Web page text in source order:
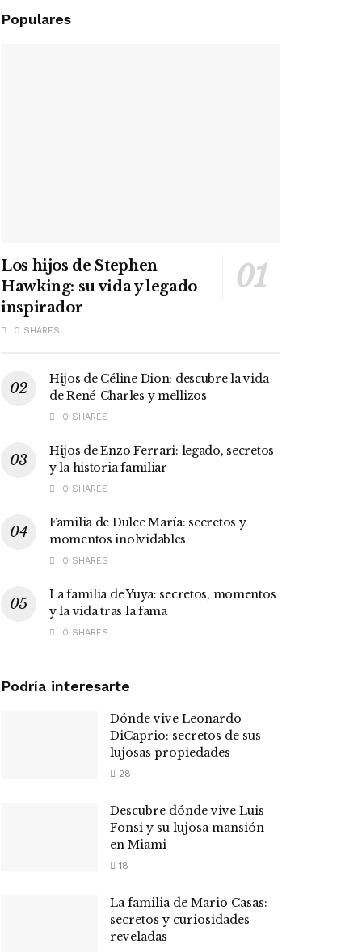
Populares
Los hijos de Stephen
Hawking: su vida y legado
inspirador
0 SHARES
Hijos de Céline Dion: descubre la vida
de René-Charles y mellizos
0 SHARES
Hijos de Enzo Ferrari: legado, secretos
y la historia familiar
0 SHARES
Familia de Dulce María: secretos y
momentos inolvidables
0 SHARES
La familia de Yuya: secretos, momentos
y la vida tras la fama
0 SHARES
Podría interesarte
Dónde vive Leonardo
DiCaprio: secretos de sus
lujosas propiedades
28
Descubre dónde vive Luis
Fonsi y su lujosa mansión
en Miami
18
La familia de Mario Casas:
secretos y curiosidades
reveladas